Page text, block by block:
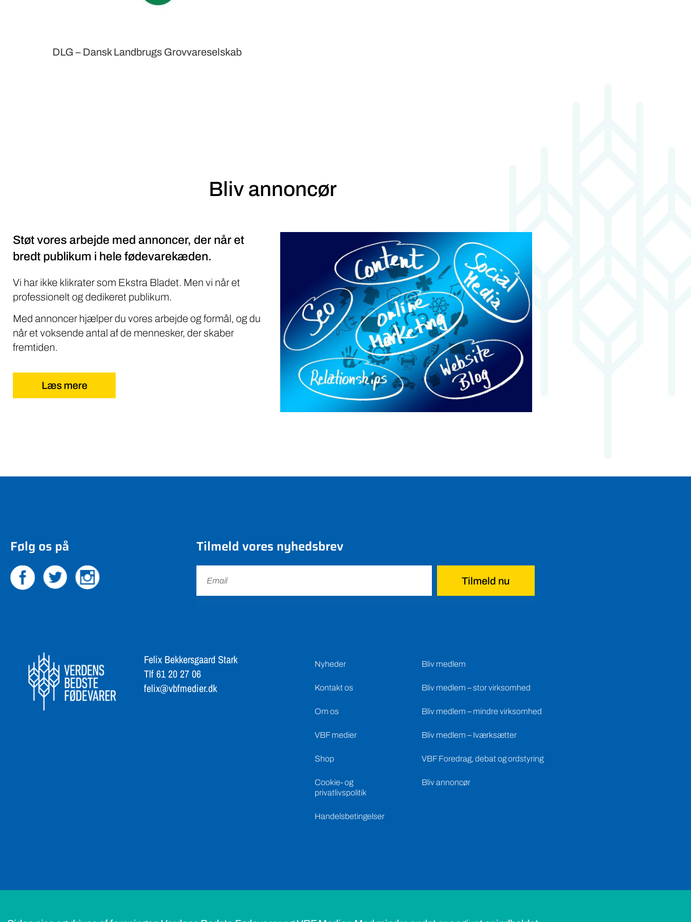
DLG – Dansk Landbrugs Grovvareselskab
Bliv annoncør
Støt vores arbejde med annoncer, der når et
bredt publikum i hele fødevarekæden.
Vi har ikke klikrater som Ekstra Bladet. Men vi når et
professionelt og dedikeret publikum.
Med annoncer hjælper du vores arbejde og formål, og du
når et voksende antal af de mennesker, der skaber
fremtiden.
Læs mere
Følg os på Tilmeld vores nyhedsbrev
Tilmeld nu
Felix Bekkersgaard Stark
Tlf 61 20 27 06
felix@vbfmedier.dk
Nyheder
Kontakt os
Om os
VBF medier
Shop
Cookie- og
privatlivspolitik
Handelsbetingelser
Bliv medlem
Bliv medlem – stor virksomhed
Bliv medlem – mindre virksomhed
Bliv medlem – Iværksætter
VBF Foredrag, debat og ordstyring
Bliv annoncør